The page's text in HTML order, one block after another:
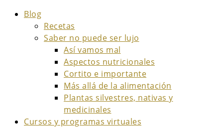
Blog
Recetas
Saber no puede ser lujo
Así vamos mal
Aspectos nutricionales
Cortito e importante
Más allá de la alimentación
Plantas silvestres, nativas y
medicinales
Cursos y programas virtuales